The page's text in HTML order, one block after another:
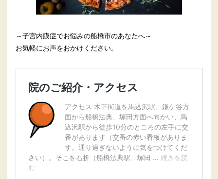
～子宮内膜症でお悩みの船橋市のあなたへ～
お気軽にお声をおかけください。